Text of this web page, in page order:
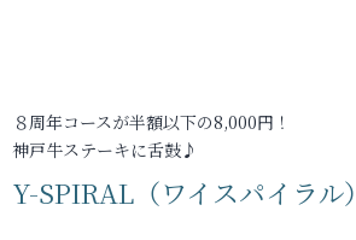
８周年コースが半額以下の8,000円！
神戸牛ステーキに舌鼓♪
Y-SPIRAL（ワイスパイラル）